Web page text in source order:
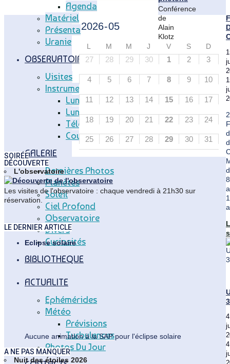
Agenda
Matériel
Présentation
Uranie
OBSERVATOIRE
Visites
Instruments
Lunette Méridienne
Lunette Carte Du Ciel
Télescope T83
Coupole Vitry
GALERIE
Dernières Photos
Planètes
Soleil
Ciel Profond
Observatoire
Divers
Curiosités
BIBLIOTHEQUE
ACTUALITE
Ephémérides
Météo
Prévisions
Turbulences
Photos Du Jour
8
4
4
L M M J V S D
27 28 29 30 1 2 3
4 5 6 7 8 9 10
11 12 13 14 15 16 17
18 19 20 21 22 23 24
25 26 27 28 29 30 31
Conférence
de
Alain
Klotz
Astrophysicien
à
l'IRAP
et
de
SOIRÉE
DÉCOUVERTE
L'observatoire
Les visites de l'observatoire : chaque vendredi à 21h30 sur
réservation.
LE DERNIER ARTICLE
Eclipse solaire
Aucune animation à la SAP pour l'éclipse solaire
A NE PAS MANQUER
Nuit des étoiles 2026